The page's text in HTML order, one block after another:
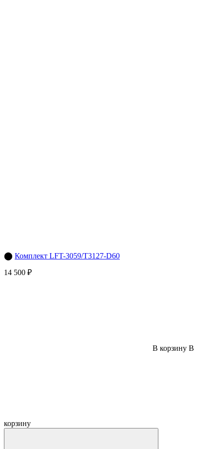
⬤ Комплект LFT-3059/T3127-D60
14 500 ₽
В корзину В
корзину